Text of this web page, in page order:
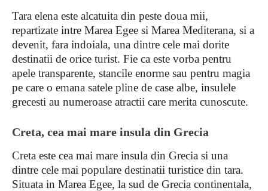
Tara elena este alcatuita din peste doua mii,
repartizate intre Marea Egee si Marea Mediterana, si a
devenit, fara indoiala, una dintre cele mai dorite
destinatii de orice turist. Fie ca este vorba pentru
apele transparente, stancile enorme sau pentru magia
pe care o emana satele pline de case albe, insulele
grecesti au numeroase atractii care merita cunoscute.
Creta, cea mai mare insula din Grecia
Creta este cea mai mare insula din Grecia si una
dintre cele mai populare destinatii turistice din tara.
Situata in Marea Egee, la sud de Grecia continentala,